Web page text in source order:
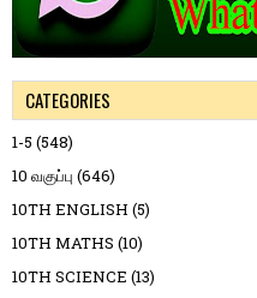
CATEGORIES
1-5 (548)
10 வகுப்பு (646)
10TH ENGLISH (5)
10TH MATHS (10)
10TH SCIENCE (13)